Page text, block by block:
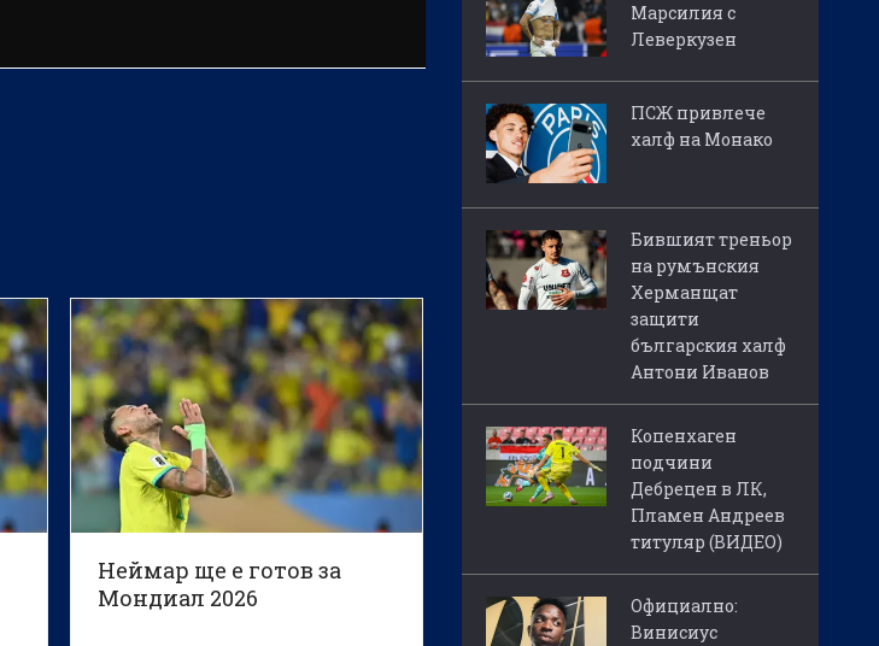
Неймар ще е готов за
Мондиал 2026
Марсилия с
Леверкузен
ПСЖ привлече
халф на Монако
Бившият треньор
на румънския
Херманщат
защити
българския халф
Антони Иванов
Копенхаген
подчини
Дебрецен в ЛК,
Пламен Андреев
титуляр (ВИДЕО)
Официално:
Винисиус